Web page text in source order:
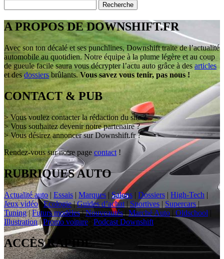
A PROPOS DE DOWNSHIFT.FR
Avec son ton décalé et ses punchlines, Downshift traite de l’actualité
automobile au quotidien. Notre équipe à la plume légère et au coup
de gueule facile saura vous décrypter l’actu auto grâce à des articles
et des dossiers brûlants. Vous savez vous tenir, pas nous !
CONTACT & PUB
> Vous voulez contacter la rédaction du site ?
> Vous souhaitez devenir notre partenaire ?
> Vous désirez annoncer sur Downshift.fr ?
Rendez-vous sur notre page contact !
RUBRIQUES AUTO
Actualité auto | Essais | Marques |Salons | Dossiers | High-Tech |
Jeux vidéo|Ecologie|Guides d’achat | Sportives | Supercars |
Tuning|Futurs modèles|Nouveautés|Marché Auto | Oldschool |
Illustration|Promo voiture Podcast Downshift
ACCÈS RAPIDE